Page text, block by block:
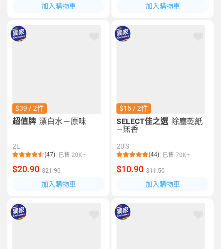
加入購物車 加入購物車
$39 / 2件
超值牌 漂白水－原味
2L
(47) 已售 20K+
$20.90 $21.90
加入購物車
$16 / 2件
SELECT佳之選 除塵乾紙
—無香
20'S
(44) 已售 70K+
$10.90 $11.50
加入購物車